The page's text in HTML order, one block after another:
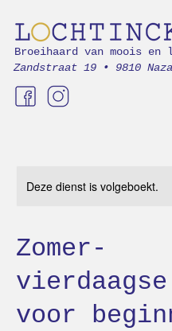
Broeihaard van moois en
Zandstraat 19 • 9810
Deze dienst is volgeboekt.
Zomer-
vierdaagse
voor